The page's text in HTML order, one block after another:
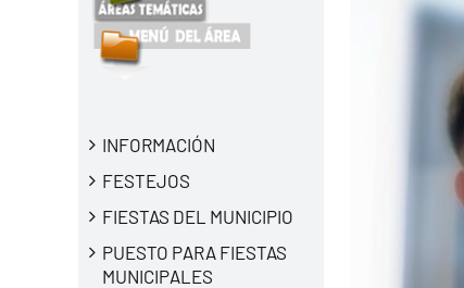
INFORMACIÓN
FESTEJOS
FIESTAS DEL MUNICIPIO
PUESTO PARA FIESTAS
MUNICIPALES